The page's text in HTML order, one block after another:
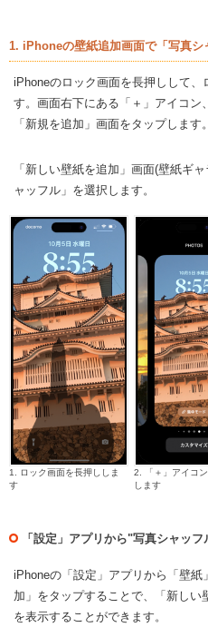
1. iPhoneの壁紙追加画面で「写真シ
iPhoneのロック画面を長押しして、
す。画面右下にある「＋」アイコン
「新規を追加」画面をタップします。
「新しい壁紙を追加」画面(壁紙ギ
ャッフル」を選択します。
1. ロック画面を長押ししま
す
2. 「＋」アイコ
します
「設定」アプリから"写真シャッ
iPhoneの「設定」アプリから「壁
加」をタップすることで、「新し
を表示することができます。